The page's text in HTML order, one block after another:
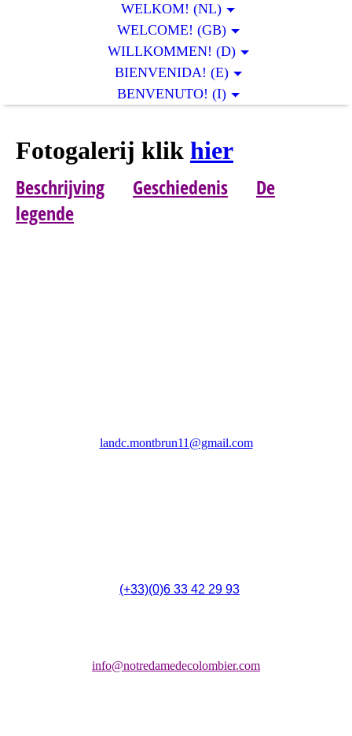
WELKOM! (NL)
WELCOME! (GB)
WILLKOMMEN! (D)
BIENVENIDA! (E)
BENVENUTO! (I)
Fotogalerij klik hier
Beschrijving Geschiedenis
De
legende
landc.montbrun11@gmail.com
(+33)(0)6 33 42 29 93
info@notredamedecolombier.com